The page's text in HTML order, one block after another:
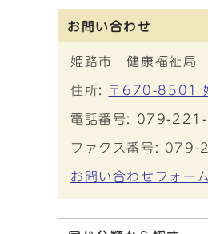
お問い合わせ
姫路市 健康福祉局
住所: 〒670-8501
電話番号: 079-
ファクス番号:
お問い合わせフォーム